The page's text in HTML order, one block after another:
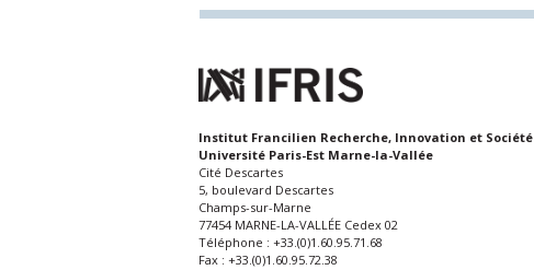
Institut Francilien Recherche, Innovation et Société
Université Paris-Est Marne-la-Vallée
Cité Descartes
5, boulevard Descartes
Champs-sur-Marne
77454 MARNE-LA-VALLÉE Cedex 02
Téléphone : +33.(0)1.60.95.71.68
Fax : +33.(0)1.60.95.72.38